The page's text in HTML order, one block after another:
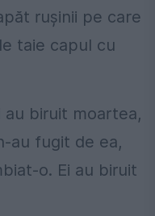
rușinii pe care
taie capul cu
biruit moartea,
au fugit de ea,
o. Ei au biruit